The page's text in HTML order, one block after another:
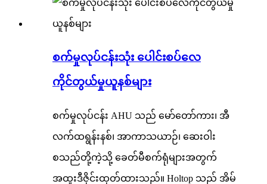
စက်မှုလုပ်ငန်းသုံး ပေါင်းစပ်လေ
ကိုင်တွယ်မှုယူနစ်များ
စက်မှုလုပ်ငန်း AHU သည် မော်တော်ကား၊ အီ
လက်ထရွန်းနစ်၊ အာကာသယာဉ်၊ ဆေးဝါး
စသည်တို့ကဲ့သို့ ခေတ်မီစက်ရုံများအတွက်
အထူးဒီဇိုင်းထုတ်ထားသည်။ Holtop သည် အိမ်